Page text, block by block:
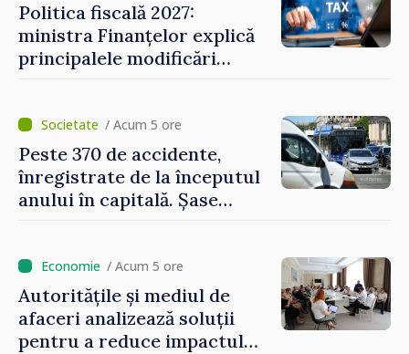
Politica fiscală 2027:
ministra Finanțelor explică
principalele modificări
locale și rutiere
/ Acum 5 ore
Peste 370 de accidente,
înregistrate de la începutul
anului în capitală. Șase
/ Acum 5 ore
Autoritățile și mediul de
afaceri analizează soluții
pentru a reduce impactul